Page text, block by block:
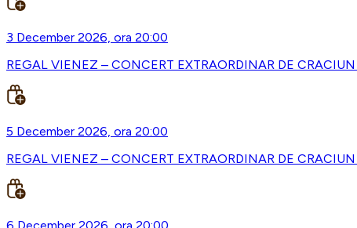
3 December 2026, ora 20:00
REGAL VIENEZ – CONCERT EXTRAORDINAR DE
5 December 2026, ora 20:00
REGAL VIENEZ – CONCERT EXTRAORDINAR DE